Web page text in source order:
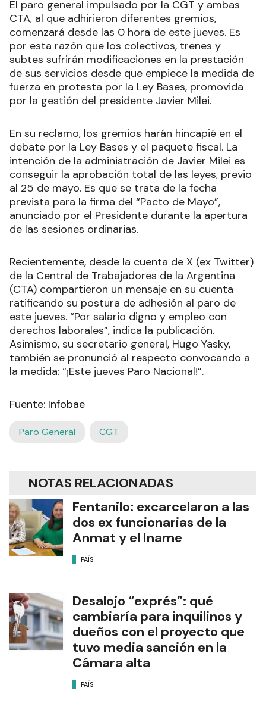
El paro general impulsado por la CGT y ambas
CTA, al que adhirieron diferentes gremios,
comenzará desde las 0 hora de este jueves. Es
por esta razón que los colectivos, trenes y
subtes sufrirán modificaciones en la prestación
de sus servicios desde que empiece la medida de
fuerza en protesta por la Ley Bases, promovida
por la gestión del presidente Javier Milei.
En su reclamo, los gremios harán hincapié en el
debate por la Ley Bases y el paquete fiscal. La
intención de la administración de Javier Milei es
conseguir la aprobación total de las leyes, previo
al 25 de mayo. Es que se trata de la fecha
prevista para la firma del “Pacto de Mayo”,
anunciado por el Presidente durante la apertura
de las sesiones ordinarias.
Recientemente, desde la cuenta de X (ex Twitter)
de la Central de Trabajadores de la Argentina
(CTA) compartieron un mensaje en su cuenta
ratificando su postura de adhesión al paro de
este jueves. “Por salario digno y empleo con
derechos laborales”, indica la publicación.
Asimismo, su secretario general, Hugo Yasky,
también se pronunció al respecto convocando a
la medida: “¡Este jueves Paro Nacional!”.
Fuente: Infobae
Paro General CGT
NOTAS RELACIONADAS
Fentanilo: excarcelaron a las
dos ex funcionarias de la
Anmat y el Iname
PAÍS
Desalojo “exprés”: qué
cambiaría para inquilinos y
dueños con el proyecto que
tuvo media sanción en la
Cámara alta
PAÍS